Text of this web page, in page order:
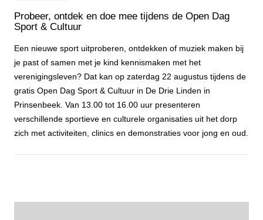
Probeer, ontdek en doe mee tijdens de Open Dag
Sport & Cultuur
Een nieuwe sport uitproberen, ontdekken of muziek maken bij
je past of samen met je kind kennismaken met het
verenigingsleven? Dat kan op zaterdag 22 augustus tijdens de
gratis Open Dag Sport & Cultuur in De Drie Linden in
Prinsenbeek. Van 13.00 tot 16.00 uur presenteren
verschillende sportieve en culturele organisaties uit het dorp
zich met activiteiten, clinics en demonstraties voor jong en oud.